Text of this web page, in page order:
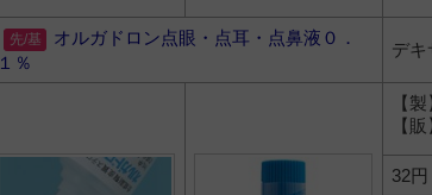
オルガドロン点眼・点耳・点鼻液０．
１％
デキ
【
【
32円